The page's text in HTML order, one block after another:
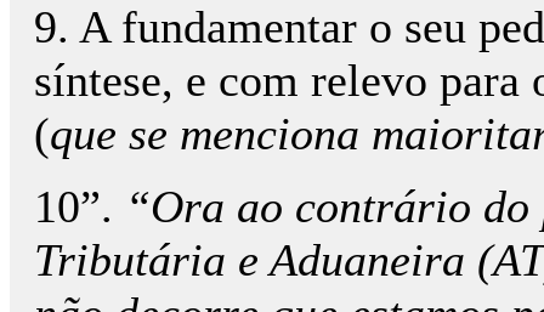
9. A fundamentar o seu
síntese, e com relevo
(que se menciona
10”. “Ora ao contrário do
Tributária e Aduaneira